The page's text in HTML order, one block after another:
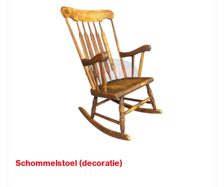
Schommelstoel (decoratie)